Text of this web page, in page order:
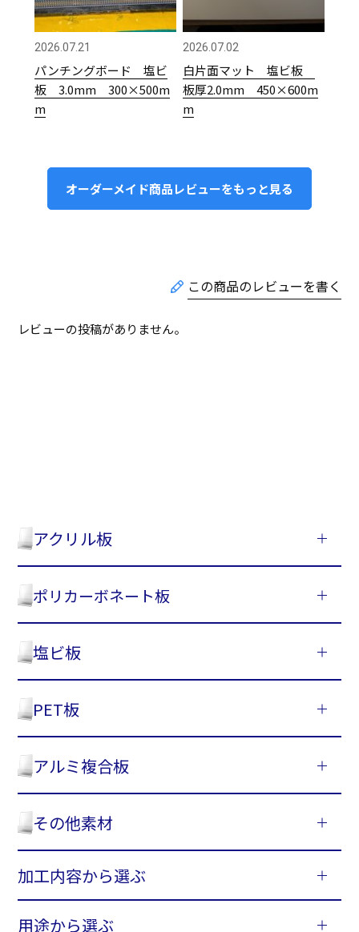
アクリル板
ポリカーボネート板
塩ビ板
PET板
アルミ複合板
その他素材
加工内容から選ぶ
用途から選ぶ
2026.07.21
パンチングボード 塩ビ
板 3.0mm 300×500m
m
2026.07.02
白片面マット 塩ビ板
板厚2.0mm 450×600m
m
オーダーメイド商品レビューをもっと見る
レビューの投稿がありません。